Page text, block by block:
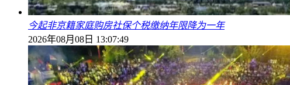
今起非京籍家庭购房社保个税缴纳年限降为一年
2026年08月08日 13:07:49